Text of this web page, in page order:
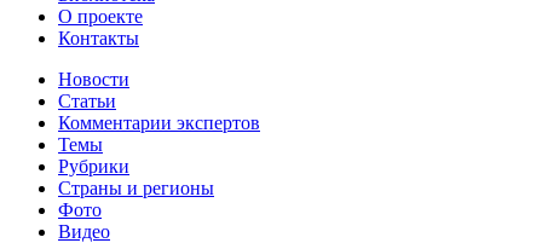
О проекте
Контакты
Новости
Статьи
Комментарии экспертов
Темы
Рубрики
Страны и регионы
Фото
Видео